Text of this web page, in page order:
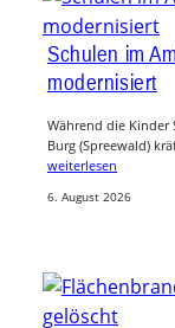
Schulen im
modernisiert
Während die Kinder
Burg (Spreewald)
weiterlesen
6. August 2026